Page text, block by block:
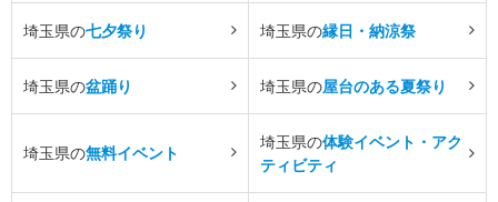
埼玉県の七夕祭り 埼玉県の縁日・納涼祭
埼玉県の盆踊り 埼玉県の屋台のある夏祭り
埼玉県の無料イベント
埼玉県の体験イベント・アク
ティビティ